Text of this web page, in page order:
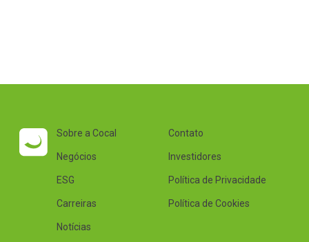
Sobre a Cocal
Negócios
ESG
Carreiras
Notícias
Contato
Investidores
Política de Privacidade
Política de Cookies